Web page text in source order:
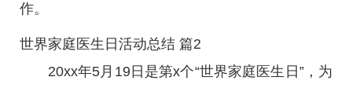
作。
世界家庭医生日活动总结 篇2
20xx年5月19日是第x个“世界家庭医生日”，为